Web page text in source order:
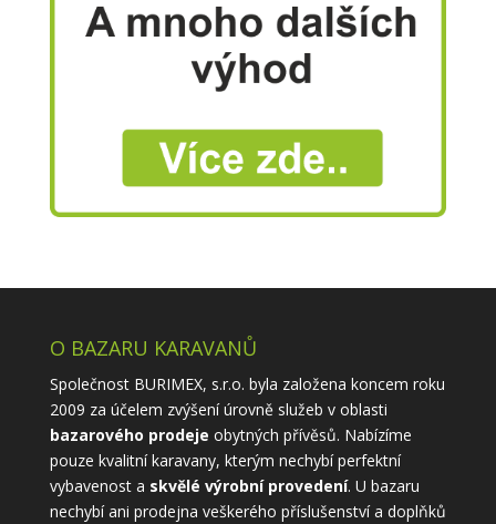
O BAZARU KARAVANŮ
Společnost BURIMEX, s.r.o. byla založena koncem roku
2009 za účelem zvýšení úrovně služeb v oblasti
bazarového prodeje obytných přívěsů. Nabízíme
pouze kvalitní karavany, kterým nechybí perfektní
vybavenost a skvělé výrobní provedení. U bazaru
nechybí ani prodejna veškerého příslušenství a doplňků